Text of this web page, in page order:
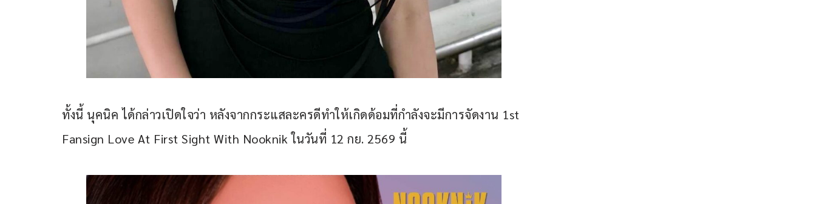
ทั้งนี้ นุคนิค ได้กล่าวเปิดใจว่า หลังจากกระแสละครดีทำให้เกิดด้อมที่กำลังจะมีการจัดงาน 1st
Fansign Love At First Sight With Nooknik ในวันที่ 12 กย. 2569 นี้